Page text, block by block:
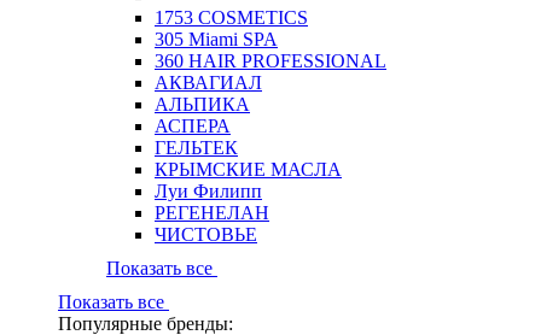
1753 COSMETICS
305 Miami SPA
360 HAIR PROFESSIONAL
АКВАГИАЛ
АЛЬПИКА
АСПЕРА
ГЕЛЬТЕК
КРЫМСКИЕ МАСЛА
Луи Филипп
РЕГЕНЕЛАН
ЧИСТОВЬЕ
Показать все
Показать все
Популярные бренды: